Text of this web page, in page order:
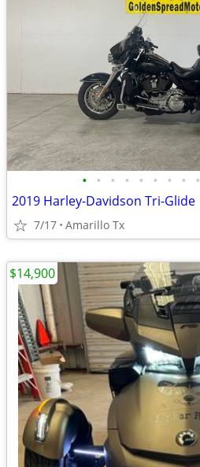
• • • • • • • • •
2019 Harley-Davidson Tri-Glide
7/17 Amarillo Tx
$14,900